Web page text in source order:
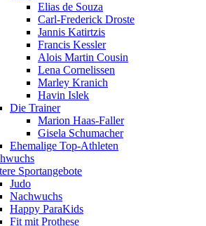
Elias de Souza
Carl-Frederick Droste
Jannis Katirtzis
Francis Kessler
Alois Martin Cousin
Lena Cornelissen
Marley Kranich
Havin Islek
Die Trainer
Marion Haas-Faller
Gisela Schumacher
Ehemalige Top-Athleten
Sportangebote
Judo
Nachwuchs
Happy ParaKids
Fit mit Prothese